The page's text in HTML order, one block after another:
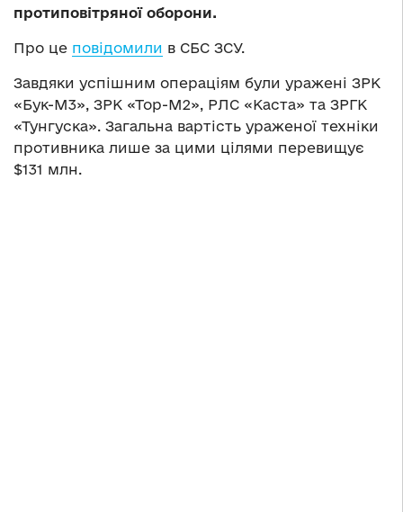
протиповітряної оборони.
Про це повідомили в СБС ЗСУ.
Завдяки успішним операціям були уражені ЗРК
«Бук-М3», ЗРК «Тор-М2», РЛС «Каста» та ЗРГК
«Тунгуска». Загальна вартість ураженої техніки
противника лише за цими цілями перевищує
$131 млн.